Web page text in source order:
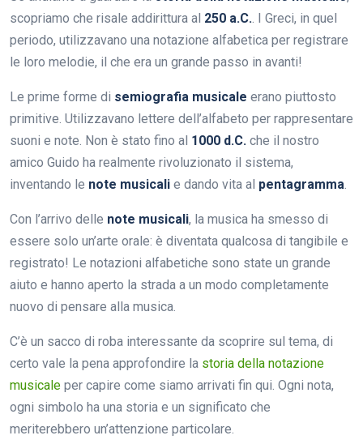
scopriamo che risale addirittura al 250 a.C.. I Greci, in quel
periodo, utilizzavano una notazione alfabetica per registrare
le loro melodie, il che era un grande passo in avanti!
Le prime forme di semiografia musicale erano piuttosto
primitive. Utilizzavano lettere dell’alfabeto per rappresentare
suoni e note. Non è stato fino al 1000 d.C. che il nostro
amico Guido ha realmente rivoluzionato il sistema,
inventando le note musicali e dando vita al pentagramma.
Con l’arrivo delle note musicali, la musica ha smesso di
essere solo un’arte orale: è diventata qualcosa di tangibile e
registrato! Le notazioni alfabetiche sono state un grande
aiuto e hanno aperto la strada a un modo completamente
nuovo di pensare alla musica.
C’è un sacco di roba interessante da scoprire sul tema, di
certo vale la pena approfondire la storia della notazione
musicale per capire come siamo arrivati fin qui. Ogni nota,
ogni simbolo ha una storia e un significato che
meriterebbero un’attenzione particolare.